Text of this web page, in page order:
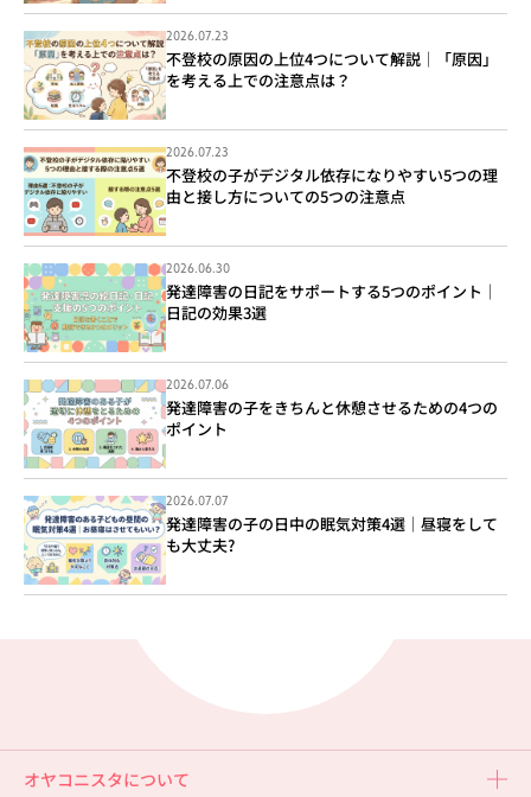
2026.07.23
不登校の原因の上位4つについて解説｜「原因」
を考える上での注意点は？
2026.07.23
不登校の子がデジタル依存になりやすい5つの理
由と接し方についての5つの注意点
2026.06.30
発達障害の日記をサポートする5つのポイント｜
日記の効果3選
2026.07.06
発達障害の子をきちんと休憩させるための4つの
ポイント
2026.07.07
発達障害の子の日中の眠気対策4選｜昼寝をして
も大丈夫?
オヤコニスタについて